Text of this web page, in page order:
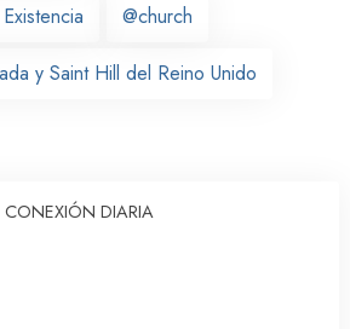
@church
y Saint Hill del Reino Unido
CONEXIÓN DIARIA